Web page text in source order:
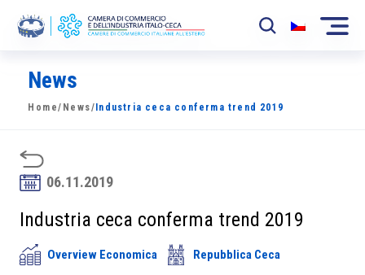
La Camera
News
Eventi
Sviluppo Mercato
Soci
Partner
News
Home/ News/ Industria ceca conferma trend 2019
06.11.2019
Industria ceca conferma trend 2019
Overview Economica Repubblica Ceca